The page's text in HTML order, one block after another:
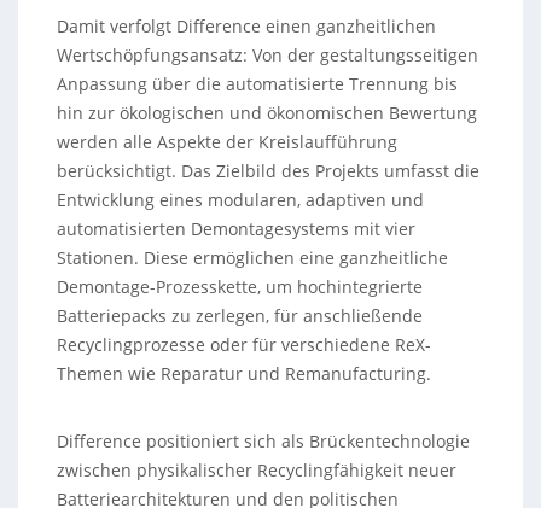
Damit verfolgt Difference einen ganzheitlichen
Wertschöpfungsansatz: Von der gestaltungsseitigen
Anpassung über die automatisierte Trennung bis
hin zur ökologischen und ökonomischen Bewertung
werden alle Aspekte der Kreislaufführung
berücksichtigt. Das Zielbild des Projekts umfasst die
Entwicklung eines modularen, adaptiven und
automatisierten Demontagesystems mit vier
Stationen. Diese ermöglichen eine ganzheitliche
Demontage-Prozesskette, um hochintegrierte
Batteriepacks zu zerlegen, für anschließende
Recyclingprozesse oder für verschiedene ReX-
Themen wie Reparatur und Remanufacturing.
Difference positioniert sich als Brückentechnologie
zwischen physikalischer Recyclingfähigkeit neuer
Batteriearchitekturen und den politischen